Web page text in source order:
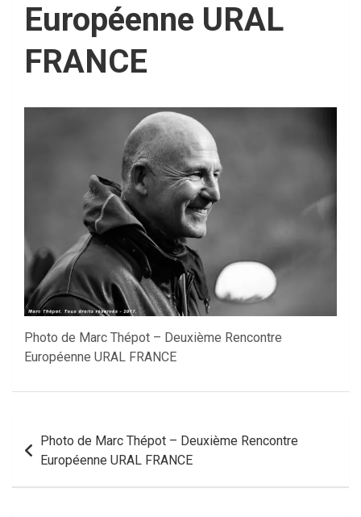
Européenne URAL
FRANCE
Photo de Marc Thépot – Deuxième Rencontre
Européenne URAL FRANCE
Navigation
de
l’article
Photo de Marc Thépot – Deuxième Rencontre
Européenne URAL FRANCE